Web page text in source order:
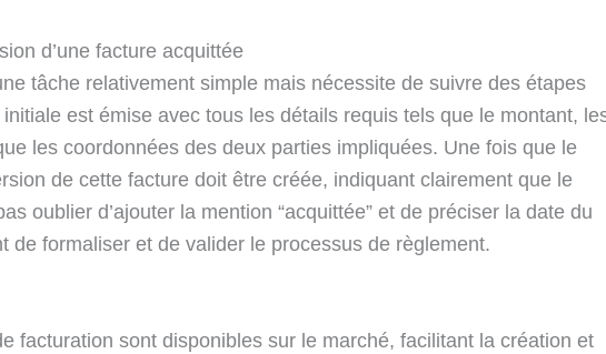
d’une facture acquittée
tâche relativement simple mais nécessite de suivre des étapes
est émise avec tous les détails requis tels que le montant,
les coordonnées des deux parties impliquées. Une fois que le
de cette facture doit être créée, indiquant clairement que le
oublier d’ajouter la mention “acquittée” et de préciser la date du
de formaliser et de valider le processus de règlement.
facturation sont disponibles sur le marché, facilitant la création et